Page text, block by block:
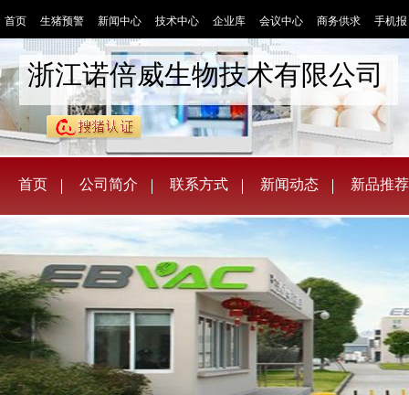
首页 生猪预警 新闻中心 技术中心 企业库 会议中心 商务供求 手机报
浙江诺倍威生物技术有限公司
首页 公司简介 联系方式 新闻动态 新品推荐